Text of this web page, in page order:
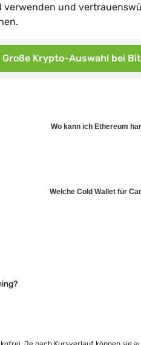
verwenden und
Große Krypto-Auswahl bei
Wo kann ich Ethereum
Welche Cold Wallet für